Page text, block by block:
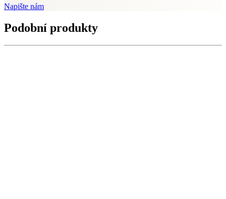
Napište nám
Podobní produkty